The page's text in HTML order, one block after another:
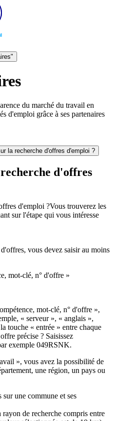
du marché du travail en
d'emploi grâce à ses partenaires
la recherche d'offres d'emploi ?
d'offres
d'emploi ?Vous trouverez les
sur l'étape qui vous intéresse
vous devez saisir au moins
mot-clé, n° d'offre »
mot-clé, n° d'offre »,
« serveur », « anglais »,
touche « entrée » entre chaque
précise ? Saisissez
exemple 049RSNK.
», vous avez la possibilité de
une région, un pays ou
une commune et ses
de recherche compris entre